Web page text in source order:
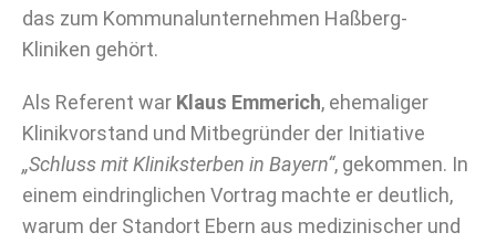
das zum Kommunalunternehmen Haßberg-
Kliniken gehört.
Als Referent war Klaus Emmerich, ehemaliger
Klinikvorstand und Mitbegründer der Initiative
„Schluss mit Kliniksterben in Bayern“, gekommen. In
einem eindringlichen Vortrag machte er deutlich,
warum der Standort Ebern aus medizinischer und